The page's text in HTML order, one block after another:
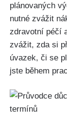
plánovaných
nutné zvážit
zdravotní péčí
zvážit, zda si
úvazek, či se
jste během